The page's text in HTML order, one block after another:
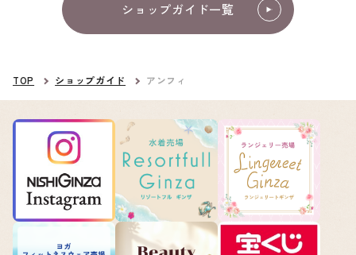
ショップガイド一覧
TOP ショップガイド アンフィ